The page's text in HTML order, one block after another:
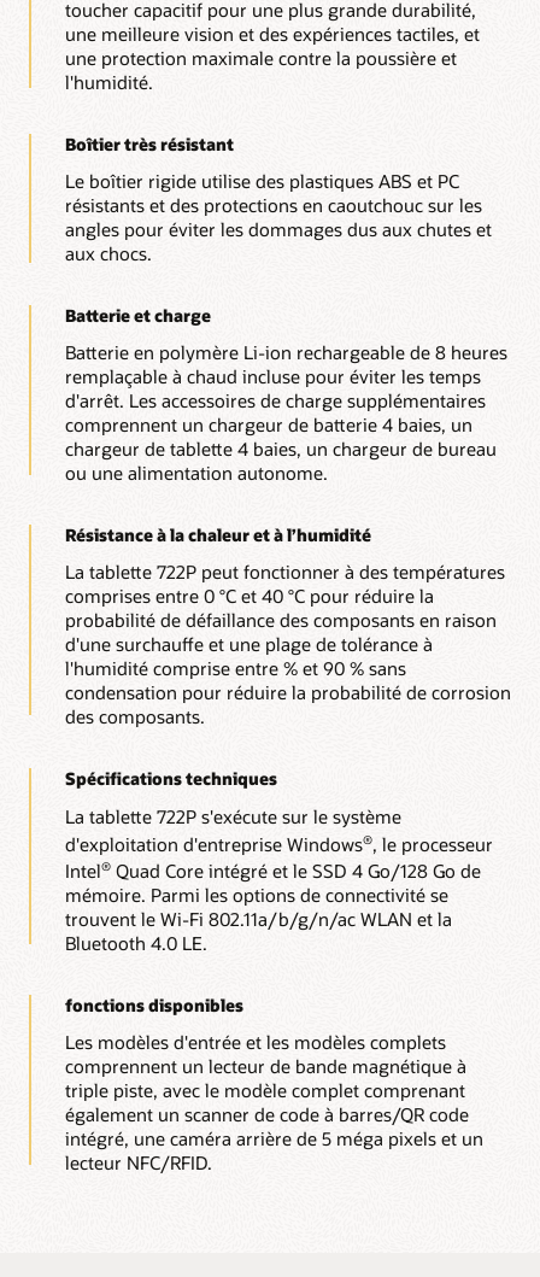
toucher capacitif pour une plus grande durabilité,
une meilleure vision et des expériences tactiles, et
une protection maximale contre la poussière et
l'humidité.
Boîtier très résistant
Le boîtier rigide utilise des plastiques ABS et PC
résistants et des protections en caoutchouc sur les
angles pour éviter les dommages dus aux chutes et
aux chocs.
Batterie et charge
Batterie en polymère Li-ion rechargeable de 8 heures
remplaçable à chaud incluse pour éviter les temps
d'arrêt. Les accessoires de charge supplémentaires
comprennent un chargeur de batterie 4 baies, un
chargeur de tablette 4 baies, un chargeur de bureau
ou une alimentation autonome.
Résistance à la chaleur et à l’humidité
La tablette 722P peut fonctionner à des températures
comprises entre 0 °C et 40 °C pour réduire la
probabilité de défaillance des composants en raison
d'une surchauffe et une plage de tolérance à
l'humidité comprise entre % et 90 % sans
condensation pour réduire la probabilité de corrosion
des composants.
Spécifications techniques
La tablette 722P s'exécute sur le système
d'exploitation d'entreprise Windows®, le processeur
Intel®Quad Core intégré et le SSD 4 Go/128 Go de
mémoire. Parmi les options de connectivité se
trouvent le Wi-Fi 802.11a/b/g/n/ac WLAN et la
Bluetooth 4.0 LE.
fonctions disponibles
Les modèles d'entrée et les modèles complets
comprennent un lecteur de bande magnétique à
triple piste, avec le modèle complet comprenant
également un scanner de code à barres/QR code
intégré, une caméra arrière de 5 méga pixels et un
lecteur NFC/RFID.